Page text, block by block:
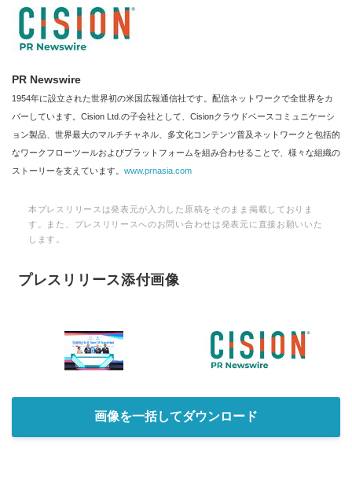
PR Newswire
1954年に設立された世界初の米国広報通信社です。配信ネットワークで全世界をカ
バーしています。Cision Ltd.の子会社として、Cisionクラウドベースコミュニケーシ
ョン製品、世界最大のマルチチャネル、多文化コンテンツ普及ネットワークと包括的
なワークフローツールおよびプラットフォームを組み合わせることで、様々な組織の
ストーリーを支えています。 www.prnasia.com
本プレスリリースは発表元が入力した原稿をそのまま掲載しておりま
す。また、プレスリリースへのお問い合わせは発表元に直接お願いいた
します。
プレスリリース添付画像
画像を一括してダウンロード